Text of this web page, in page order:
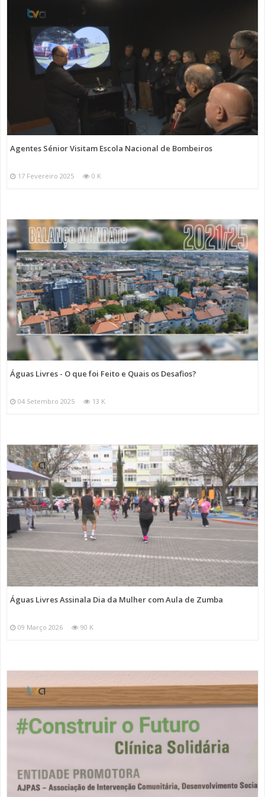
Agentes Sénior Visitam Escola Nacional de Bombeiros
17 Fevereiro 2025 0 K
Águas Livres - O que foi Feito e Quais os Desafios?
04 Setembro 2025 13 K
Águas Livres Assinala Dia da Mulher com Aula de Zumba
09 Março 2026 90 K